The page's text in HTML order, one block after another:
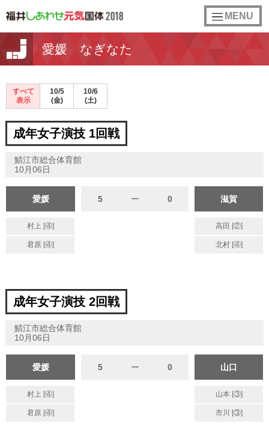
toggle
navigation
MENU
愛媛 なぎなた
すべて
表示
10/5
(金)
10/6
(土)
成年女子演技 1回戦
鯖江市総合体育館
10月06日
愛媛 5 ー 0 滋賀
村上 [④] 高田 [②]
君原 [④] 北村 [④]
成年女子演技 2回戦
鯖江市総合体育館
10月06日
愛媛 5 ー 0 山口
村上 [④] 山本 [③]
君原 [④] 市川 [③]